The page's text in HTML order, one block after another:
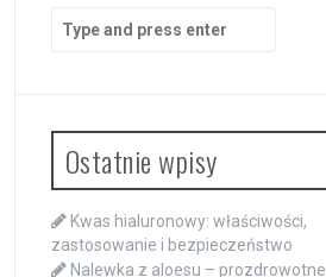
for:
Ostatnie wpisy
Kwas hialuronowy: właściwości,
zastosowanie i bezpieczeństwo
Nalewka z aloesu – prozdrowotne